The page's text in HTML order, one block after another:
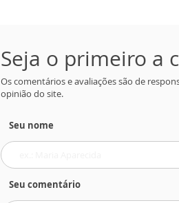
Seja o primeiro a
Os comentários e avaliações são de
opinião do site.
Seu nome
Seu comentário